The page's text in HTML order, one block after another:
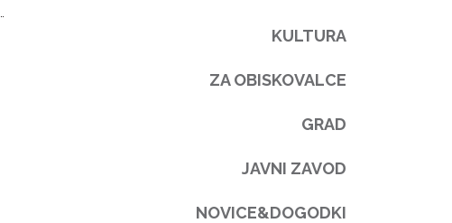
KULTURA
ZA OBISKOVALCE
GRAD
JAVNI ZAVOD
NOVICE&DOGODKI